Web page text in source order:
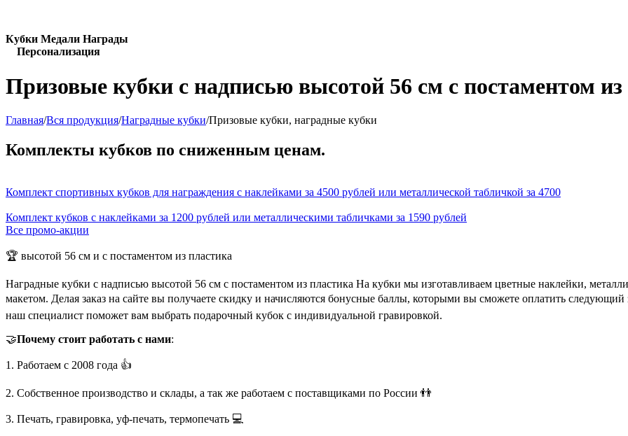
Кубки Медали Награды
Персонализация
Призовые кубки с надписью высотой 56 см с постаментом из
Главная/Вся продукция/Наградные кубки/Призовые кубки, наградные кубки
Комплекты кубков по сниженным ценам.
Комплект спортивных кубков для награждения с наклейками за 4500 рублей или металлической табличкой за 4700
Комплект кубков с наклейками за 1200 рублей или металлическими табличками за 1590 рублей
Все промо-акции
🏆 высотой 56 см и с постаментом из пластика
Наградные кубки с надписью высотой 56 см с постаментом из пластика На кубки мы изготавливаем цветные наклейки,
макетом. Делая заказ на сайте вы получаете скидку и начисляются бонусные баллы, которыми вы сможете оплатить
наш специалист поможет вам выбрать подарочный кубок с индивидуальной гравировкой.
🤝Почему стоит работать с нами:
1. Работаем с 2008 года 👍
2. Собственное производство и склады, а так же работаем с поставщиками по России 👬
3. Печать, гравировка, уф-печать, термопечать 💻